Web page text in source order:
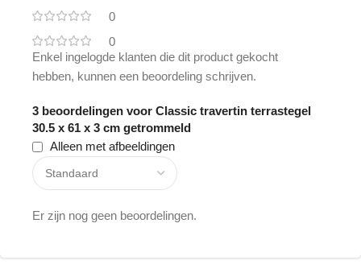
0
0
3 beoordelingen voor Classic travertin terrastegel
30.5 x 61 x 3 cm getrommeld
Alleen met afbeeldingen
Er zijn nog geen beoordelingen.
Enkel ingelogde klanten die dit product gekocht
hebben, kunnen een beoordeling schrijven.